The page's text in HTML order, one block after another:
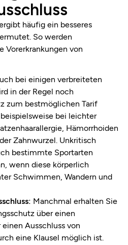
häufig ein besseres
So werden
Vorerkrankungen von
bei einigen verbreiteten
in der Regel noch
zum bestmöglichen Tarif
bei leichter
Hämorrhoiden
Zahnwurzel. Unkritisch
bestimmte Sportarten
wenn diese körperlich
Schwimmen, Wandern und
Manchmal erhalten Sie
über einen
Ausschluss von
eine Klausel möglich ist.